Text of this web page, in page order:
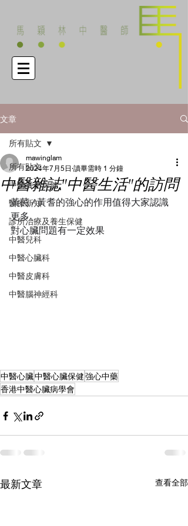
文章
所有貼文
中醫養生保健
醫療新知
診所治療及養生保健
中醫兒科
中醫心臟科
中醫皮膚科
中醫腦神經科
所有貼文
中醫雜誌"中醫生活"的訪問
mawinglam
2024年7月5日 讀畢需時 1 分鐘
黃芪 / 黃耆的強心的作用值得大家認識
更多。
對心臟問題有一定效果
中醫心臟中醫心臟保健強心中藥
香港中醫心臟病學會
最新文章 查看全部